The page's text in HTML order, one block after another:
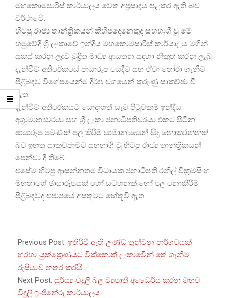
මහකොමසාරිස් කාර්යාලය වෙත අප්‍රසාදය පළකර ඇති බව
වර්ථාවෙි.
හිටපු රාජ්‍ය තාන්ත්‍රිකයන් කිහිපදෙනෙකුද සහභාගී වූ මේ
හමුවේදී ශ්‍රී ලංකාවේ ඉන්දීය මහකොමසාරිස් කාර්යාලය මගින්
සකස් කරනු ලදුව මුද්‍රිත මාධ්‍ය ආයතන සඳහා නිකුත් කරනු ලැබු
දැන්වීම් අතිරේකයේ ඡායාරූප යෙදීම සහ ඒවා තෝරා ගැනීම
පිළිබඳව විශේෂයෙන්ම දීර්ඝ වශයෙන් කරුණු සාකච්ඡා වී
ඇත.
දැන්වීම් අතිරේකයට යොදාගත් සෑම පිටුවකම ඉන්දීය
අග්‍රාමාත්‍යවරයා සහ ශ්‍රී ලංකා ජනාධිපතිවරයා එකට සිටින
ඡායාරූප පමණක් පල කිරීම සාමාන්‍යයෙන් සිදු නොකරන්නක්
බව ඉහත සාකච්ඡාවට සහභාගී වූ හිටපු රාජ්‍ය තාන්ත්‍රිකයන්
පෙන්වා දී තිබේ.
එසේම හිටපු ආසන්නතම විධායක ජනාධිපති රනිල් වික්‍රමසිංහ
මහතාගේ ඡායාරූපයක් හෝ සටහනක් හෝ පල නොකිරීම
පිළිබඳවද එජාපයේ අසතුටට හේතූවී ඇත.
08-
16
Previous Post: ඉතිරිවී ඇති උණ්ඩ තුන්වන පාර්ශවයක්
හරහා යුක්ක්‍රෙණයට වික්කොත් ලංකාවෙින් තේ ගැනිම
රුසියාව නතර කරයි
Next Post: සුර්ය්‍ය විදුලි බල ව්‍යපෘති අධෛර්ය කරන මහව
විදුලි ඉංජිනේරු කාර්යාලය